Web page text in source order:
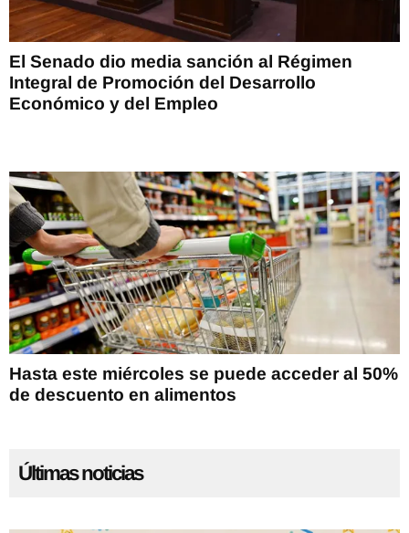
El Senado dio media sanción al Régimen
Integral de Promoción del Desarrollo
Económico y del Empleo
Hasta este miércoles se puede acceder al 50%
de descuento en alimentos
Últimas noticias